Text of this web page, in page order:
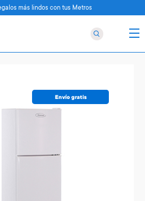
Envío gratis
más lindos con tus Metros